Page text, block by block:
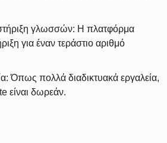
γλωσσών: Η πλατφόρμα
για έναν τεράστιο αριθμό
Όπως πολλά διαδικτυακά εργαλεία,
είναι δωρεάν.